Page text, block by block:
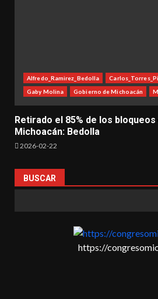
Alfredo_Ramirez_Bedolla
Gaby Molina
Gobierno de Michoacán
Retirado el 85% de los
Michoacán: Bedolla
2026-02-22
BUSCAR
https://